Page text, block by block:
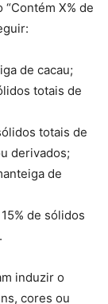
X% de
de cacau;
totais de
totais de
derivados;
de
de sólidos
induzir o
cores ou